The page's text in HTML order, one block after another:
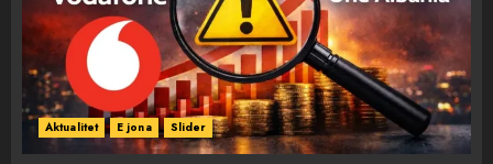
Aktualitet E jona Slider